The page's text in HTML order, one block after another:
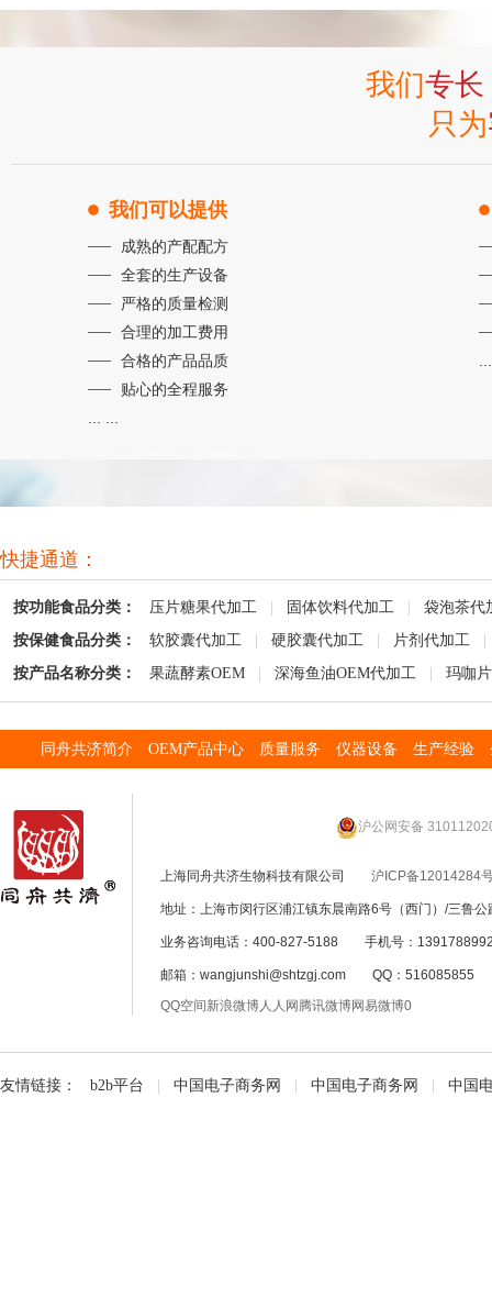
我们专长
只为
我们可以提供
成熟的产配配方
全套的生产设备
严格的质量检测
合理的加工费用
合格的产品品质
贴心的全程服务
快捷通道：
按功能食品分类： 压片糖果代加工 固体饮料代加工
袋泡茶代
按保健食品分类：
软胶囊代加工 硬胶囊代加工 片剂代加工
按产品名称分类：
果蔬酵素OEM 深海鱼油OEM代加工 玛咖
同舟共济简介 OEM产品中心 质量服务 仪器设备 生产经验
沪公网安备
上海同舟共济生物科技有限公司 沪ICP备12014284
地址：上海市闵行区浦江镇东晨南路6号（西门）/三鲁
业务咨询电话：400-827-5188 手机号：
邮箱：wangjunshi@shtzgj.com QQ：516085855
QQ空间 新浪微博人人网 腾讯微博网易微博0
友情链接： b2b平台 中国电子商务网 中国电子商务网 中国